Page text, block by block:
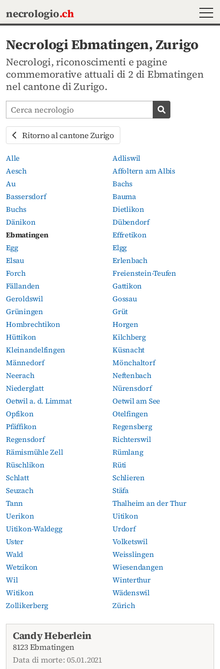
necrologio.ch
Necrologi Ebmatingen, Zurigo
Necrologi, riconoscimenti e pagine
commemorative attuali di 2 di Ebmatingen
nel cantone di Zurigo.
Cerca avvisi mortuari
Cerca
Ritorno al cantone Zurigo
Alle
Adliswil
Aesch
Affoltern am Albis
Au
Bachs
Bassersdorf
Bauma
Buchs
Dietlikon
Dänikon
Dübendorf
Ebmatingen
Effretikon
Egg
Elgg
Elsau
Erlenbach
Forch
Freienstein-Teufen
Fällanden
Gattikon
Geroldswil
Gossau
Grüningen
Grüt
Hombrechtikon
Horgen
Hüttikon
Kilchberg
Kleinandelfingen
Küsnacht
Männedorf
Mönchaltorf
Neerach
Neftenbach
Niederglatt
Nürensdorf
Oetwil a. d. Limmat
Oetwil am See
Opfikon
Otelfingen
Pfäffikon
Regensberg
Regensdorf
Richterswil
Rämismühle Zell
Rümlang
Rüschlikon
Rüti
Schlatt
Schlieren
Seuzach
Stäfa
Tann
Thalheim an der Thur
Uerikon
Uitikon
Uitikon-Waldegg
Urdorf
Uster
Volketswil
Wald
Weisslingen
Wetzikon
Wiesendangen
Wil
Winterthur
Witikon
Wädenswil
Zollikerberg
Zürich
Necrologi attuali
Candy Heberlein
8123 Ebmatingen
Data di morte: 05.01.2021